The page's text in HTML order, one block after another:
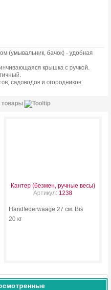
(умывальник, бачок) - удобная
крышка с ручкой.
садоводов и огородников.
Кантер (безмен, ручные весы)
Артикул: 1238
Handfederwaage 27 см. Bis
20 кг